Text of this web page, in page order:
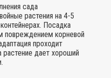
сада
растения на 4-5
Посадка
повреждением корневой
проходит
дает хороший